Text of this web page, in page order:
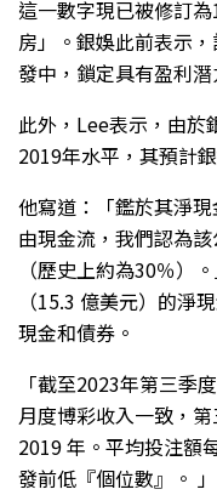
這一數字現已被修訂
房」。銀娛此前表示
發中，鎖定具有盈利
此外，Lee表示，由於
2019年水平，其預計
他寫道：「鑑於其淨
由現金流，我們認為
（歷史上約為30％）
（15.3 億美元）的淨
現金和債券。
「截至2023年第三季
月度博彩收入一致，
2019 年。平均投注額
發前低『個位數』。 」